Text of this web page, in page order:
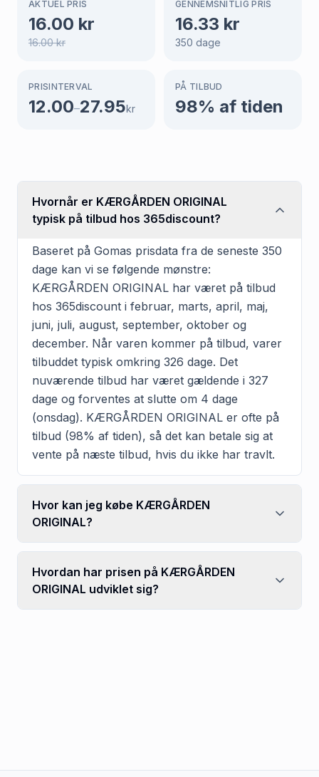
AKTUEL PRIS
16.00 kr
16.00kr
GENNEMSNITLIG PRIS
16.33 kr
350 dage
PRISINTERVAL
12.00–27.95kr
PÅ TILBUD
98% af tiden
Hvornår er KÆRGÅRDEN ORIGINAL
typisk på tilbud hos 365discount?
Baseret på Gomas prisdata fra de seneste 350
dage kan vi se følgende mønstre:
KÆRGÅRDEN ORIGINAL har været på tilbud
hos 365discount i februar, marts, april, maj,
juni, juli, august, september, oktober og
december. Når varen kommer på tilbud, varer
tilbuddet typisk omkring 326 dage. Det
nuværende tilbud har været gældende i 327
dage og forventes at slutte om 4 dage
(onsdag). KÆRGÅRDEN ORIGINAL er ofte på
tilbud (98% af tiden), så det kan betale sig at
vente på næste tilbud, hvis du ikke har travlt.
Hvor kan jeg købe KÆRGÅRDEN
ORIGINAL?
Hvordan har prisen på KÆRGÅRDEN
ORIGINAL udviklet sig?